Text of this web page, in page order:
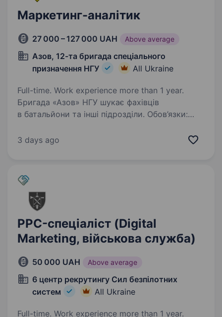
Маркетинг-аналітик
27 000 – 127 000 UAH Above average
Азов, 12-та бригада спеціального
призначення НГУ
All Ukraine
Full-time. Work experience more than 1 year.
Бригада «Азов» НГУ шукає фахівців
в батальйони та інші підрозділи. Обов’язки:
інструментів; побудова дашбордів для
3 days ago
PPC-спеціаліст (Digital
Marketing, військова служба)
50 000 UAH Above average
6 центр рекрутингу Сил безпілотних
систем
All Ukraine
Full-time. Work experience more than 1 year.